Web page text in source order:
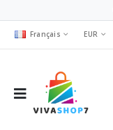
Français EUR